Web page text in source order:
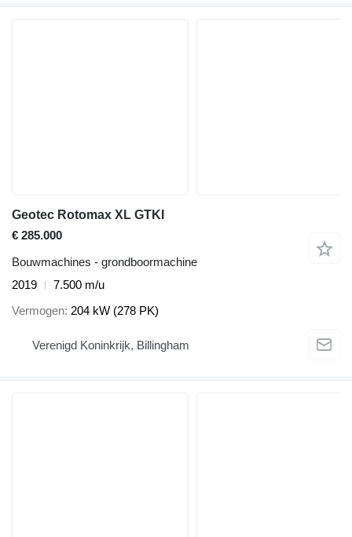
Geotec Rotomax XL GTKI
€ 285.000
Bouwmachines - grondboormachine
2019
7.500 m/u
Vermogen 204 kW (278 PK)
Verenigd Koninkrijk, Billingham